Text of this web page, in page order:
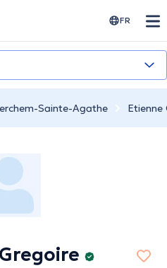
FR
Sainte-Agathe Etienne